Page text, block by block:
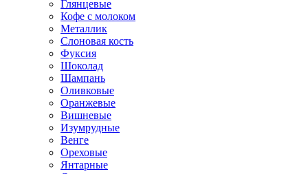
Глянцевые
Кофе с молоком
Металлик
Слоновая кость
Фуксия
Шоколад
Шампань
Оливковые
Оранжевые
Вишневые
Изумрудные
Венге
Ореховые
Янтарные